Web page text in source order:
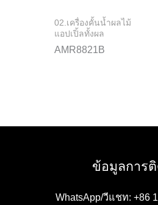
02.เครื่องคั้นน้ำผลไม้
แอปเปิ้ลทั้งผล
AMR8821B
ข้อมูลการ
WhatsApp/วีแชท: +86